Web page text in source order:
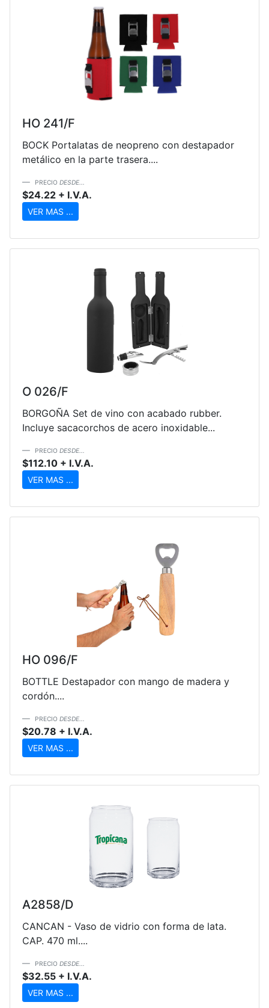
HO 241/F
BOCK Portalatas de neopreno con destapador
metálico en la parte trasera....
PRECIO DESDE...
$24.22 + I.V.A.
VER MAS ...
O 026/F
BORGOÑA Set de vino con acabado rubber.
Incluye sacacorchos de acero inoxidable...
PRECIO DESDE...
$112.10 + I.V.A.
VER MAS ...
HO 096/F
BOTTLE Destapador con mango de madera y
cordón....
PRECIO DESDE...
$20.78 + I.V.A.
VER MAS ...
A2858/D
CANCAN - Vaso de vidrio con forma de lata.
CAP. 470 ml....
PRECIO DESDE...
$32.55 + I.V.A.
VER MAS ...